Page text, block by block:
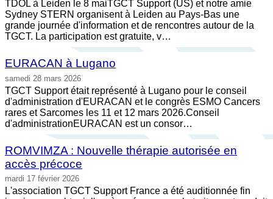
TDOL à Leiden le 8 maiTGCT Support (US) et notre amie
Sydney STERN organisent à Leiden au Pays-Bas une
grande journée d'information et de rencontres autour de la
TGCT. La participation est gratuite, v…
EURACAN à Lugano
samedi 28 mars 2026
TGCT Support était représenté à Lugano pour le conseil
d'administration d'EURACAN et le congrès ESMO Cancers
rares et Sarcomes les 11 et 12 mars 2026.Conseil
d'administrationEURACAN est un consor…
ROMVIMZA : Nouvelle thérapie autorisée en
accès précoce
mardi 17 février 2026
L'association TGCT Support France a été auditionnée fin